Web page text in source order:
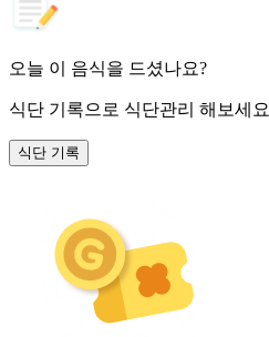
오늘 이 음식을 드셨나요?
식단 기록으로 식단관리 해보세요
식단 기록